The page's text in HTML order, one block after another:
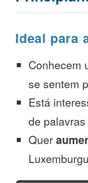
Ideal para
Conhecem
se sentem
Está
de
Quer